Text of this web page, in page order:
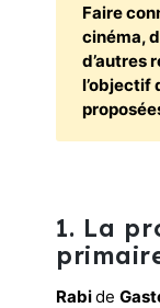
Cinéastes /
Soirées
Jeune public
Infos pratiques
Plus sur le
Faire
cinéma,
d’autres
l’objectif
1. La
Rabide